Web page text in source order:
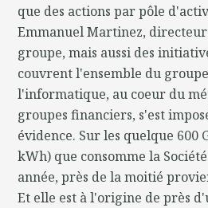
que des actions par pôle
Emmanuel Martinez,
groupe, mais aussi des
couvrent l'ensemble du
l'informatique, au coeur du
groupes financiers, s'est
évidence. Sur les quelque 600
kWh) que consomme la
année, près de la moitié
Et elle est à l'origine de près